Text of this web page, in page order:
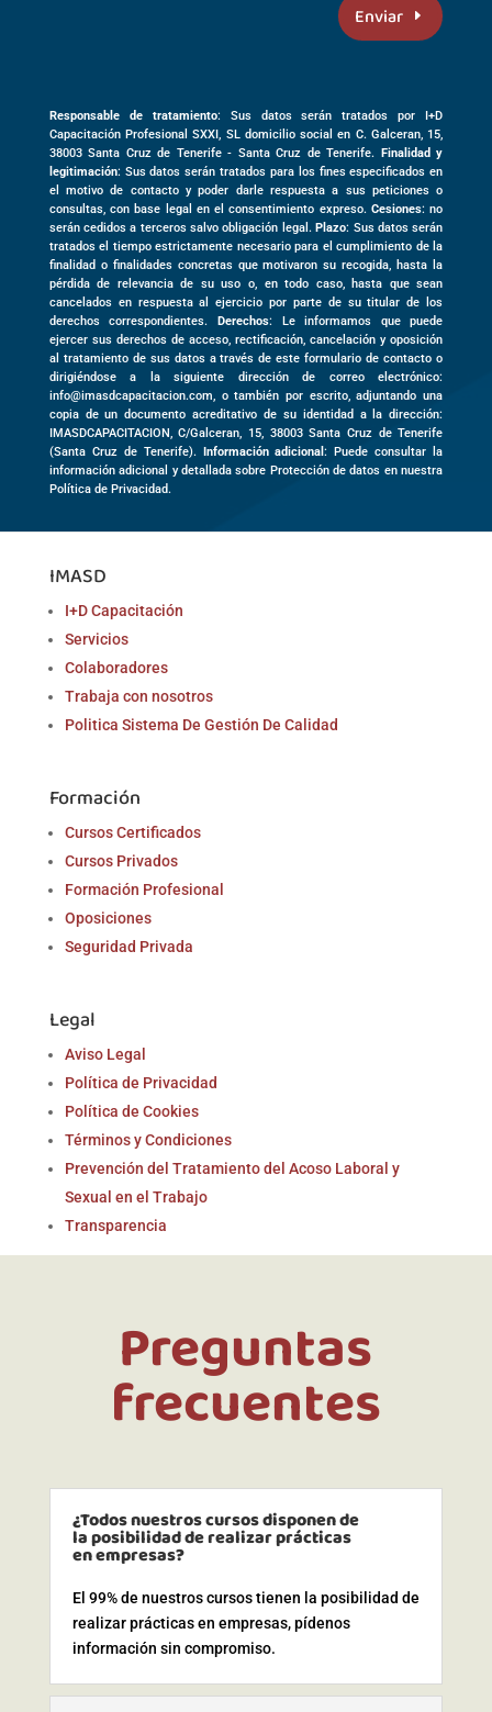
Enviar
Responsable de tratamiento: Sus datos serán tratados por I+D
Capacitación Profesional SXXI, SL domicilio social en C. Galceran, 15,
38003Santa Cruz de Tenerife - Santa Cruz de Tenerife. Finalidad y
legitimación: Sus datos serán tratados para los fines especificados en
el motivo de contacto y poder darle respuesta a sus peticiones o
consultas, con base legal en el consentimiento expreso. Cesiones: no
serán cedidos a terceros salvo obligación legal.Plazo: Sus datos serán
tratados el tiempo estrictamente necesario para el cumplimiento de la
finalidad o finalidades concretas que motivaron su recogida, hasta la
pérdida de relevancia de su uso o, en todo caso, hasta que sean
cancelados en respuesta al ejercicio por parte de su titular de los
derechos correspondientes. Derechos: Le informamos que puede
ejercer sus derechos de acceso, rectificación, cancelación y oposición
al tratamiento de sus datos a través de este formulario de contacto o
dirigiéndose a la siguiente dirección de correo electrónico:
info@imasdcapacitacion.com, o también por escrito, adjuntando una
copia de un documento acreditativo de su identidad a la dirección:
IMASDCAPACITACION,C/Galceran, 15, 38003Santa Cruz de Tenerife
(Santa Cruz de Tenerife).Información adicional: Puede consultar la
información adicional y detallada sobre Protección de datos en nuestra
Política de Privacidad.
IMASD
I+D Capacitación
Servicios
Colaboradores
Trabaja con nosotros
Politica Sistema De Gestión De Calidad
Formación
Cursos Certificados
Cursos Privados
Formación Profesional
Oposiciones
Seguridad Privada
Legal
Aviso Legal
Política de Privacidad
Política de Cookies
Términos y Condiciones
Prevención del Tratamiento del Acoso Laboral y
Sexual en el Trabajo
Transparencia
Preguntas
frecuentes
¿Todos nuestros cursos disponen de
la posibilidad de realizar prácticas
en empresas?
El 99% de nuestros cursos tienen la posibilidad de
realizar prácticas en empresas, pídenos
información sin compromiso.